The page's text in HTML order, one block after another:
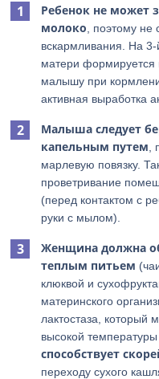
Ребенок не может
молоко , поэтому не
вскармливания. На
матери формируется
малышу при
активная выработка
Малыша следует
капельным путем
марлевую повязку.
проветривание
(перед контактом с
руки с мылом).
Женщина должна
теплым питьем
клюквой и
материнского
лактостаза, который
высокой
способствует
переходу сухого